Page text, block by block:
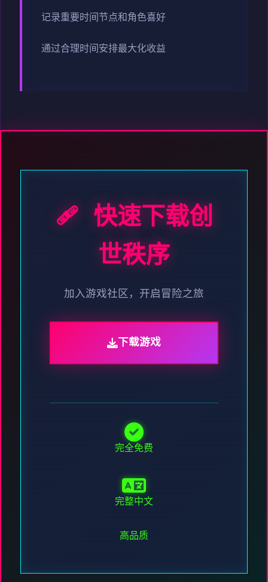
记录重要时间节点和角色喜好
通过合理时间安排最大化收益
🩹 快速下载创
世秩序
加入游戏社区，开启冒险之旅
下载游戏
完全免费
完整中文
高品质